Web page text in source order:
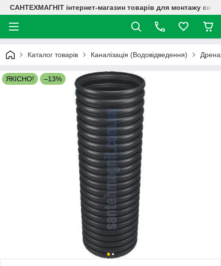
САНТЕХМАГНІТ інтернет-магазин товарів для монтажу
Каталог товарів Каналізація (Водовідведення)
ЯКІСНО! –13%